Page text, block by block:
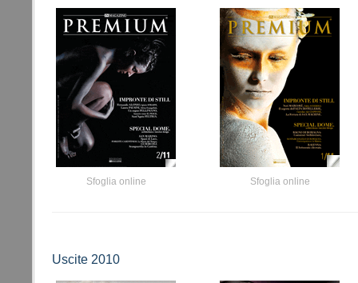
Sfoglia online Sfoglia online
Uscite 2010